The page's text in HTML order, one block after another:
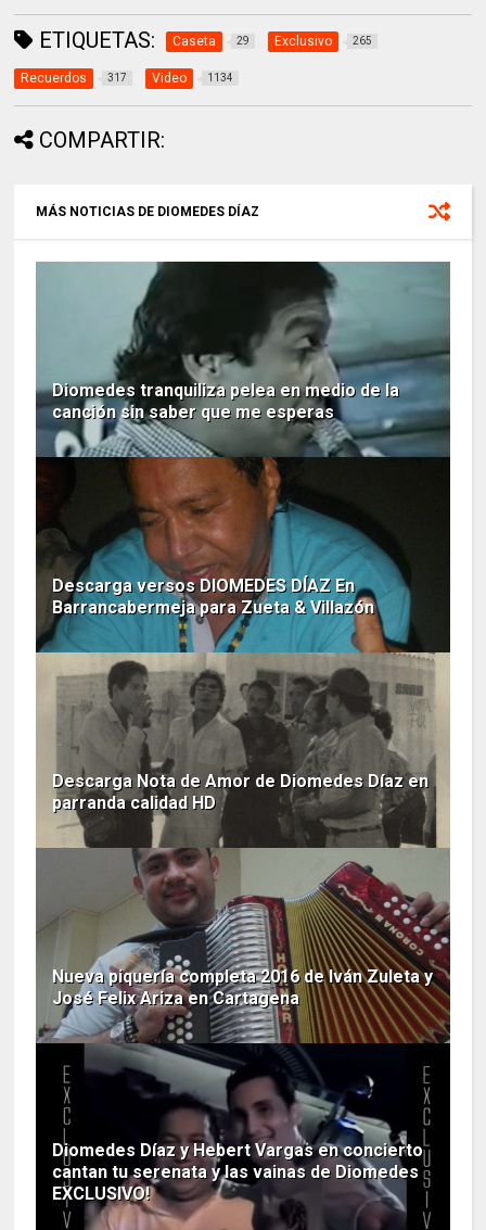
ETIQUETAS: Caseta 29 Exclusivo 265
Recuerdos 317 Video 1134
COMPARTIR:
MÁS NOTICIAS DE DIOMEDES DÍAZ
Diomedes tranquiliza pelea en medio de la
canción sin saber que me esperas
Descarga versos DIOMEDES DÍAZ En
Barrancabermeja para Zueta & Villazón
Descarga Nota de Amor de Diomedes Díaz en
parranda calidad HD
Nueva piquería completa 2016 de Iván Zuleta y
José Felix Ariza en Cartagena
Diomedes Díaz y Hebert Vargas en concierto
cantan tu serenata y las vainas de Diomedes
EXCLUSIVO!